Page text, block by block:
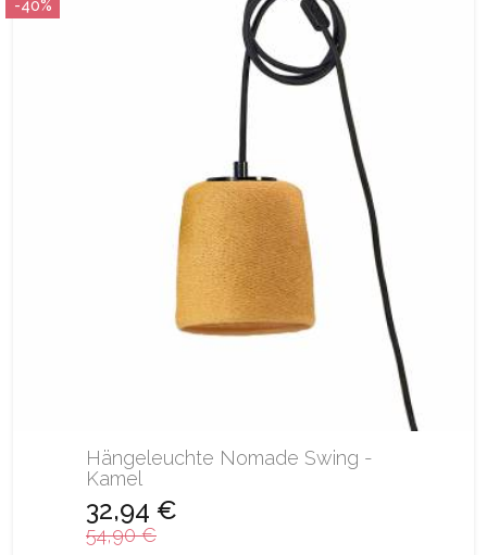
-40%
Hängeleuchte Nomade Swing -
Kamel
32,94 €
54,90 €